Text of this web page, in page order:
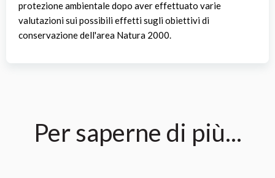
protezione ambientale dopo aver effettuato varie
valutazioni sui possibili effetti sugli obiettivi di
conservazione dell'area Natura 2000.
Per saperne di più...